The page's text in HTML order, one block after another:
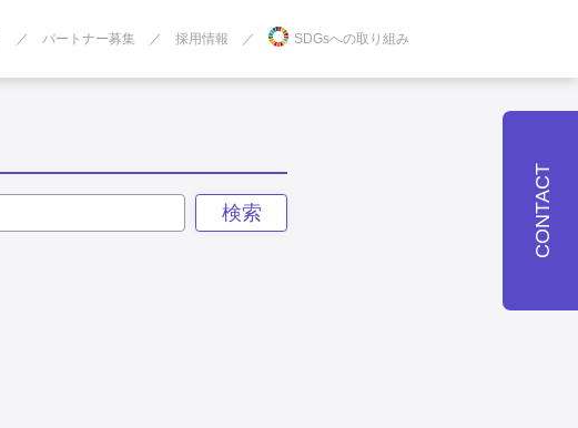
パートナー募集 採用情報 SDGsへの取り組み
検索 CONTACT